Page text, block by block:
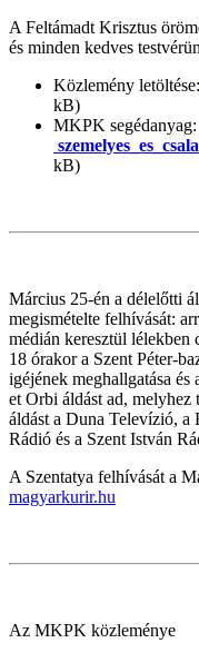
A Feltámadt Krisztus
és minden kedves
Közlemény letöltése:
kB)
MKPK segédanyag:
kB)
Március 25-én a délelőtti
megismételte felhívását:
médián keresztül lélekben
18 órakor a Szent Péter-
igéjének meghallgatása és
et Orbi áldást ad, melyhez
áldást a Duna Televízió,
Rádió és a Szent István
A Szentatya felhívását a
magyarkurir.hu
Az MKPK közleménye